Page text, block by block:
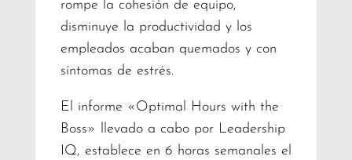
rompe la cohesión de equipo,
disminuye la productividad y los
empleados acaban quemados y con
síntomas de estrés.
El informe «Optimal Hours with the
Boss» llevado a cabo por Leadership
IQ, establece en 6 horas semanales el